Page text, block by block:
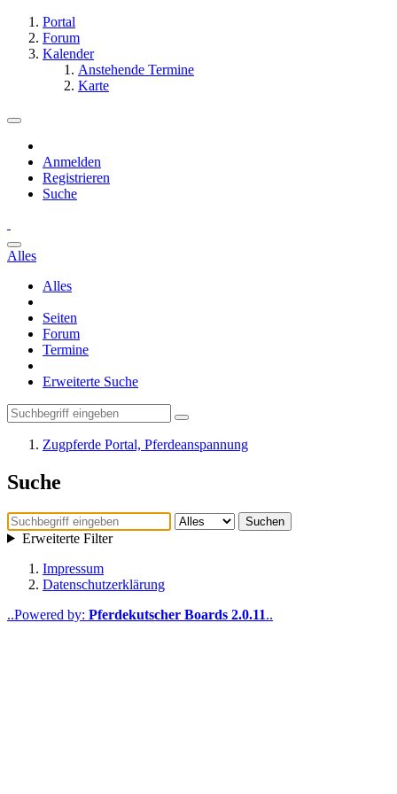
Portal
Forum
Kalender
Anstehende Termine
Karte
Anmelden
Registrieren
Suche
Alles
Alles
Seiten
Forum
Termine
Erweiterte Suche
Zugpferde Portal, Pferdeanspannung
Suche
Suchen
Erweiterte Filter
Impressum
Datenschutzerklärung
..Powered by: Pferdekutscher Boards 2.0.11..